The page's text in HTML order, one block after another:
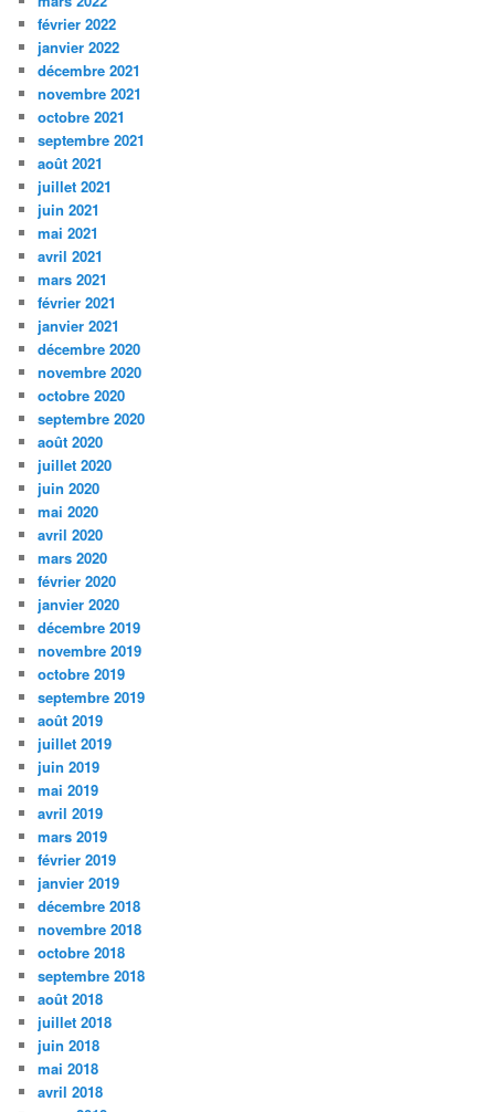
février 2022
janvier 2022
décembre 2021
novembre 2021
octobre 2021
septembre 2021
août 2021
juillet 2021
juin 2021
mai 2021
avril 2021
mars 2021
février 2021
janvier 2021
décembre 2020
novembre 2020
octobre 2020
septembre 2020
août 2020
juillet 2020
juin 2020
mai 2020
avril 2020
mars 2020
février 2020
janvier 2020
décembre 2019
novembre 2019
octobre 2019
septembre 2019
août 2019
juillet 2019
juin 2019
mai 2019
avril 2019
mars 2019
février 2019
janvier 2019
décembre 2018
novembre 2018
octobre 2018
septembre 2018
août 2018
juillet 2018
juin 2018
mai 2018
avril 2018